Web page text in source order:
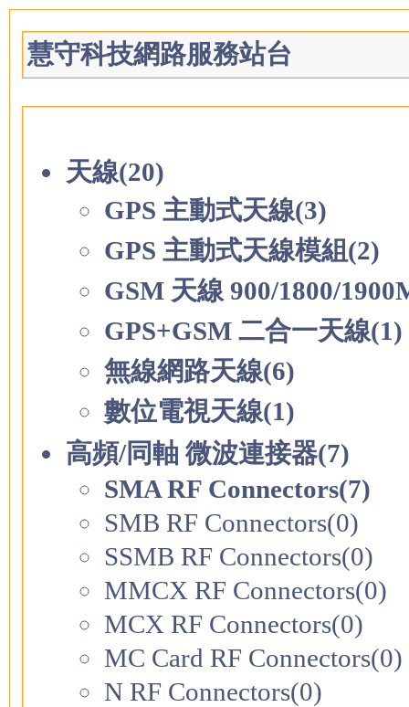
慧守科技網路服務站台
天線(20)
GPS 主動式天線(3)
GPS 主動式天線模組(2)
GSM 天線 900/1800/
GPS+GSM 二合一天線(1)
無線網路天線(6)
數位電視天線(1)
高頻/同軸 微波連接器(7)
SMA RF Connectors(7)
SMB RF Connectors(0)
SSMB RF Connectors(0)
MMCX RF Connectors(0)
MCX RF Connectors(0)
MC Card RF Connectors(0)
N RF Connectors(0)